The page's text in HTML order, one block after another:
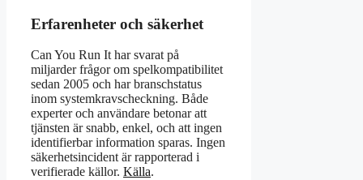
Erfarenheter och säkerhet
Can You Run It har svarat på
miljarder frågor om spelkompatibilitet
sedan 2005 och har branschstatus
inom systemkravscheckning. Både
experter och användare betonar att
tjänsten är snabb, enkel, och att ingen
identifierbar information sparas. Ingen
säkerhetsincident är rapporterad i
verifierade källor. Källa.